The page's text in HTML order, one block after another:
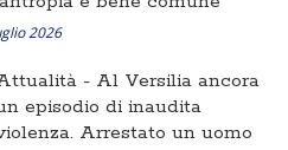
2026
- Al Versilia ancora
episodio di inaudita
Arrestato un uomo